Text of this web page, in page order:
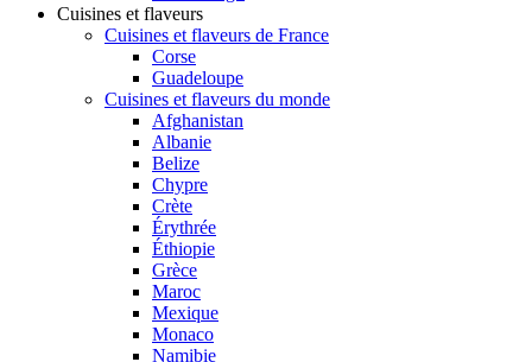
Cuisines et flaveurs
Cuisines et flaveurs de France
Corse
Guadeloupe
Cuisines et flaveurs du monde
Afghanistan
Albanie
Belize
Chypre
Crète
Érythrée
Éthiopie
Grèce
Maroc
Mexique
Monaco
Namibie